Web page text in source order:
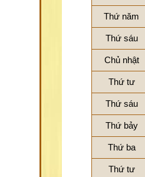
Thứ năm
Thứ sáu
Chủ nhật
Thứ tư
Thứ sáu
Thứ bảy
Thứ ba
Thứ tư